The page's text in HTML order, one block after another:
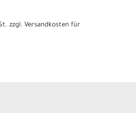
zzgl. Versandkosten für